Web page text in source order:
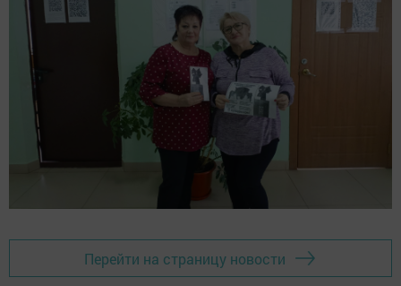
Перейти на страницу новости